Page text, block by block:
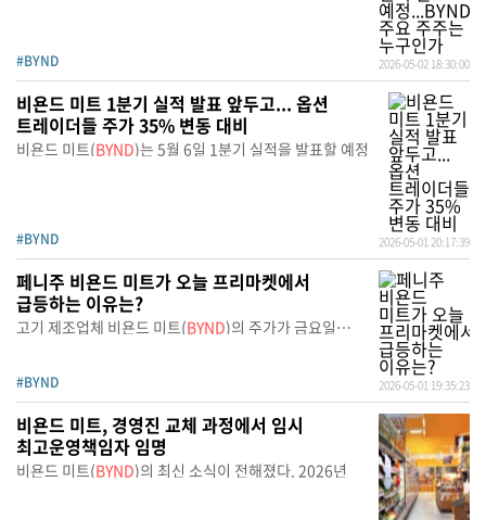
#BYND 2026-05-02 18:30:00
비욘드 미트 1분기 실적 발표 앞두고... 옵션
트레이더들 주가 35% 변동 대비
비욘드 미트(BYND)는 5월 6일 1분기 실적을 발표할 예정
#BYND 2026-05-01 20:17:39
페니주 비욘드 미트가 오늘 프리마켓에서
급등하는 이유는?
고기 제조업체 비욘드 미트(BYND)의 주가가 금요일
#BYND 2026-05-01 19:35:23
비욘드 미트, 경영진 교체 과정에서 임시
최고운영책임자 임명
비욘드 미트(BYND )의 최신 소식이 전해졌다. 2026년